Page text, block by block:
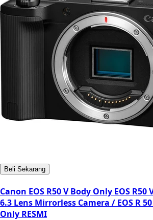
Beli Sekarang
Canon EOS R50 V Body Only EOS
6.3 Lens Mirrorless Camera / EOS R
Only RESMI